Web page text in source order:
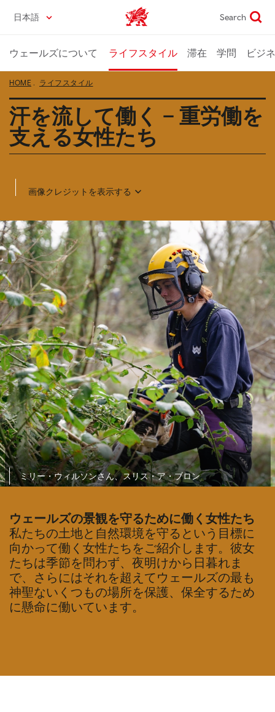
content
日本語 Wales home Search
ウェールズについて ライフスタイル 滞在 学問 ビジ
HOME ライフスタイル
汗を流して働く – 重労働を
支える女性たち
画像クレジットを表示する
ミリー・ウィルソンさん、スリス・ア・ブロン
ウェールズの景観を守るために働く女性たち
私たちの土地と自然環境を守るという目標に
向かって働く女性たちをご紹介します。彼女
たちは季節を問わず、夜明けから日暮れま
で、さらにはそれを超えてウェールズの最も
神聖ないくつもの場所を保護、保全するため
に懸命に働いています。